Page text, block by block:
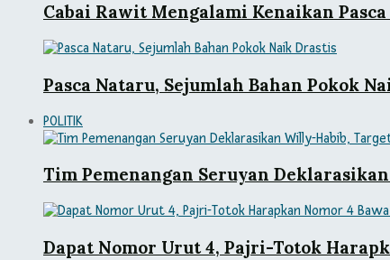
Cabai Rawit Mengalami Kenaikan
Pasca Nataru, Sejumlah Bahan Pokok
POLITIK
Tim Pemenangan Seruyan
Dapat Nomor Urut 4, Pajri-Totok